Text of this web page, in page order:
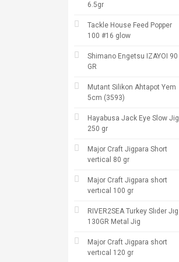
6.5gr
Tackle House Feed Popper
100 #16 glow
Shimano Engetsu IZAYOI 90
GR
Mutant Silikon Ahtapot Yem
5cm (3593)
Hayabusa Jack Eye Slow Jig
250 gr
Major Craft Jigpara Short
vertical 80 gr
Major Craft Jigpara short
vertıcal 100 gr
RIVER2SEA Turkey Slıder Jıg
130GR Metal Jig
Major Craft Jigpara short
vertıcal 120 gr